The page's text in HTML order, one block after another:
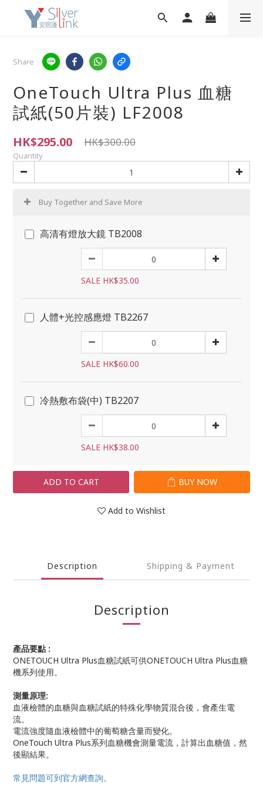
Share
OneTouch Ultra Plus 血糖
試紙(50片裝) LF2008
HK$295.00 HK$300.00
Quantity
Buy Together and Save More
高清有燈放大鏡 TB2008
SALE HK$35.00
人體+光控感應燈 TB2267
SALE HK$60.00
冷熱敷布袋(中) TB2207
SALE HK$38.00
ADD TO CART BUY NOW
Add to Wishlist
Description Shipping & Payment
Description
產品要點 :
ONETOUCH Ultra Plus血糖試紙可供ONETOUCH Ultra Plus血糖
機系列使用。
測量原理:
血液檢體的血糖與血糖試紙的特殊化學物質混合後，會產生電
流。
電流強度隨血液檢體中的葡萄糖含量而變化。
OneTouch Ultra Plus系列血糖機會測量電流，計算出血糖值，然
後顯結果。
常見問題可到官方網查詢。